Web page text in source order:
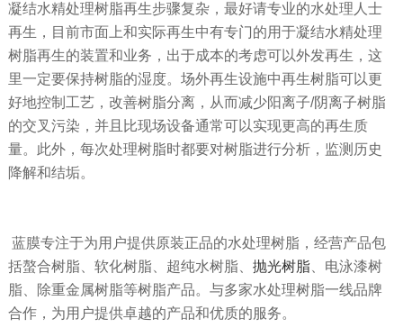
凝结水精处理树脂再生步骤复杂，最好请专业的水处理人士
再生，目前市面上和实际再生中有专门的用于凝结水精处理
树脂再生的装置和业务，出于成本的考虑可以外发再生，这
里一定要保持树脂的湿度。场外再生设施中再生树脂可以更
好地控制工艺，改善树脂分离，从而减少阳离子/阴离子树脂
的交叉污染，并且比现场设备通常可以实现更高的再生质
量。此外，每次处理树脂时都要对树脂进行分析，监测历史
降解和结垢。
蓝膜专注于为用户提供原装正品的水处理树脂，经营产品包
括螯合树脂、软化树脂、超纯水树脂、 抛光树脂、电泳漆树
脂、除重金属树脂等树脂产品。与多家水处理树脂一线品牌
合作，为用户提供卓越的产品和优质的服务。